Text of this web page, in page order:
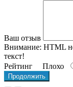
Ваш отзыв
Внимание: HTML
текст!
Рейтинг Плохо
Продолжить